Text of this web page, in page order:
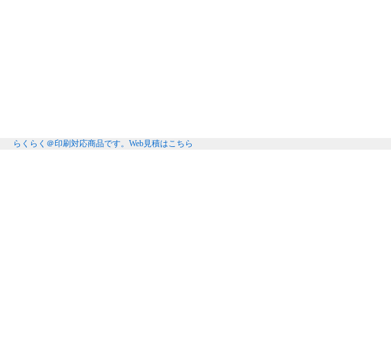
らくらく＠印刷対応商品です。 Web見積はこちら